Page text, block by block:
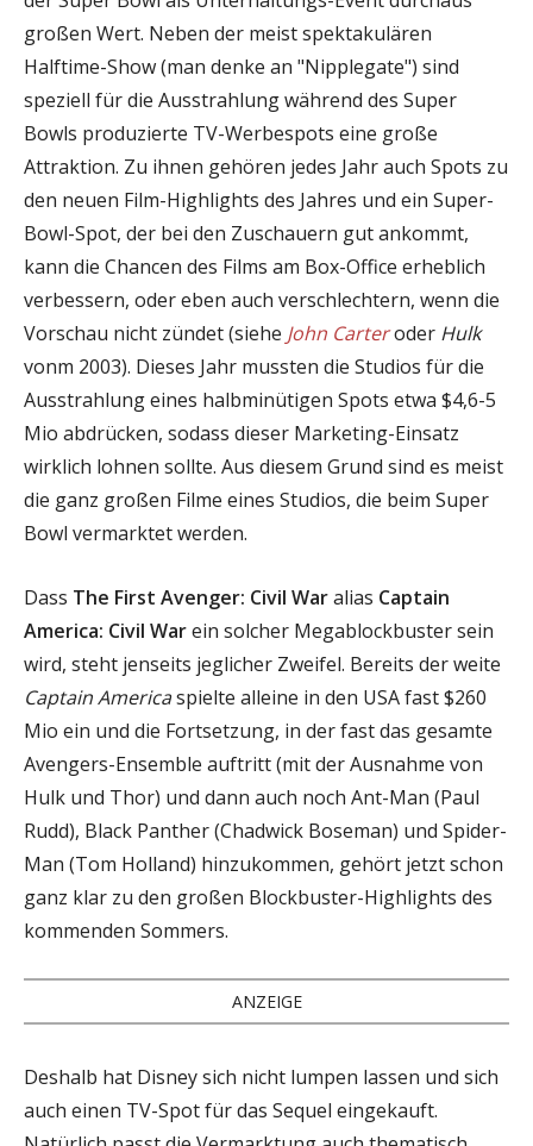
großen Wert. Neben der meist spektakulären
Halftime-Show (man denke an "Nipplegate") sind
speziell für die Ausstrahlung während des Super
Bowls produzierte TV-Werbespots eine große
Attraktion. Zu ihnen gehören jedes Jahr auch Spots zu
den neuen Film-Highlights des Jahres und ein Super-
Bowl-Spot, der bei den Zuschauern gut ankommt,
kann die Chancen des Films am Box-Office erheblich
verbessern, oder eben auch verschlechtern, wenn die
Vorschau nicht zündet (siehe John Carteroder Hulk
vonm 2003). Dieses Jahr mussten die Studios für die
Ausstrahlung eines halbminütigen Spots etwa $4,6-5
Mio abdrücken, sodass dieser Marketing-Einsatz
wirklich lohnen sollte. Aus diesem Grund sind es meist
die ganz großen Filme eines Studios, die beim Super
Bowl vermarktet werden.
Dass The First Avenger: Civil Waralias Captain
America: Civil Warein solcher Megablockbuster sein
wird, steht jenseits jeglicher Zweifel. Bereits der weite
Captain Americaspielte alleine in den USA fast $260
Mio ein und die Fortsetzung, in der fast das gesamte
Avengers-Ensemble auftritt (mit der Ausnahme von
Hulk und Thor) und dann auch noch Ant-Man (Paul
Rudd), Black Panther (Chadwick Boseman) und Spider-
Man (Tom Holland) hinzukommen, gehört jetzt schon
ganz klar zu den großen Blockbuster-Highlights des
kommenden Sommers.
ANZEIGE
Deshalb hat Disney sich nicht lumpen lassen und sich
auch einen TV-Spot für das Sequel eingekauft.